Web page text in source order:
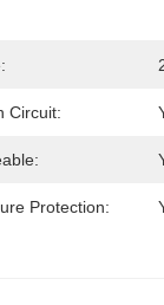
Circuit:
Protection: